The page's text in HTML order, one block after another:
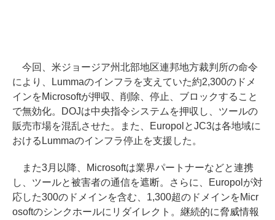
今回、米ジョージア州北部地区連邦地方裁判所の命令
により、Lummaのインフラを支えていた約2,300のドメ
インをMicrosoftが押収、削除、停止、ブロックすること
で無効化。DOJは中央指令システムを押収し、ツールの
販売市場を混乱させた。また、EuropolとJC3は各地域に
おけるLummaのインフラ停止を支援した。
また3月以降、Microsoftは業界パートナーなどと連携
し、ツールと被害者の通信を遮断。さらに、Europolが対
応した300のドメインを含む、1,300超のドメインをMicr
osoftのシンクホールにリダイレクト。継続的に脅威情報